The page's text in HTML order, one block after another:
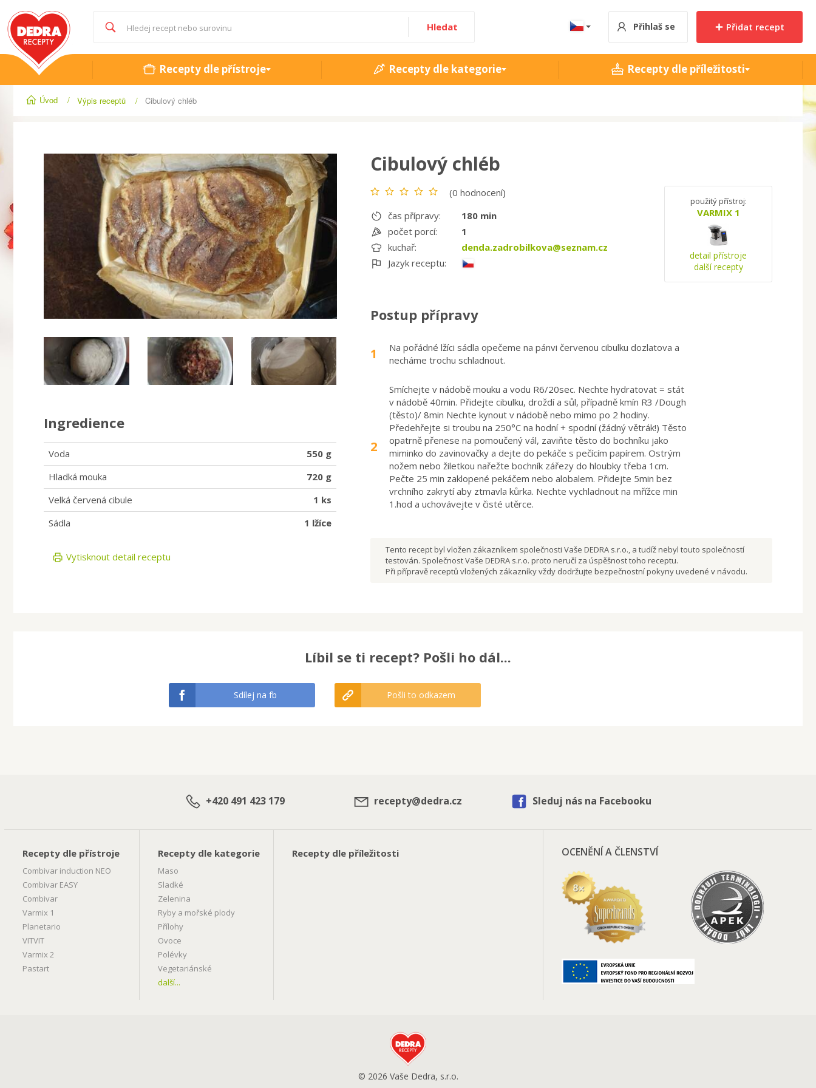
Hledat Přihlaš se Přidat recept
Recepty dle přístroje Recepty dle kategorie Recepty dle příležitosti
Úvod / Výpis receptů / Cibulový chléb
Ingredience
Voda
550 g
Hladká mouka
720 g
Velká červená cibule
1 ks
Sádla
1 lžíce
Vytisknout detail receptu
Cibulový chléb
(0 hodnocení)
čas přípravy:
180 min
počet porcí:
1
kuchař:
denda.zadrobilkova@seznam.cz
Jazyk receptu:
použitý přístroj:
VARMIX 1
detail přístroje
další recepty
Postup přípravy
1
Na pořádné lžíci sádla opečeme na pánvi červenou cibulku dozlatova a
necháme trochu schladnout.
2
Smíchejte v nádobě mouku a vodu R6/20sec. Nechte hydratovat = stát
v nádobě 40min. Přidejte cibulku, droždí a sůl, případně kmín R3 /Dough
(těsto)/ 8min Nechte kynout v nádobě nebo mimo po 2 hodiny.
Předehřejte si troubu na 250°C na hodní + spodní (žádný větrák!) Těsto
opatrně přenese na pomoučený vál, zaviňte těsto do bochníku jako
miminko do zavinovačky a dejte do pekáče s pečícím papírem. Ostrým
nožem nebo žiletkou nařežte bochník zářezy do hloubky třeba 1cm.
Pečte 25 min zaklopené pekáčem nebo alobalem. Přidejte 5min bez
vrchního zakrytí aby ztmavla kůrka. Nechte vychladnout na mřížce min
1.hod a uchovávejte v čisté utěrce.
Tento recept byl vložen zákazníkem společnosti Vaše DEDRA s.r.o., a tudíž nebyl touto společností
testován. Společnost Vaše DEDRA s.r.o. proto neručí za úspěšnost toho receptu.
Při přípravě receptů vložených zákazníky vždy dodržujte bezpečnostní pokyny uvedené v návodu.
Líbil se ti recept? Pošli ho dál...
Sdílej na fb Pošli to odkazem
+420 491 423 179 recepty@dedra.cz Sleduj nás na Facebooku
Recepty dle přístroje
Combivar induction NEO
Combivar EASY
Combivar
Varmix 1
Planetario
VITVIT
Varmix 2
Pastart
Recepty dle kategorie
Maso
Sladké
Zelenina
Ryby a mořské plody
Přílohy
Ovoce
Polévky
Vegetariánské
další...
Recepty dle příležitosti OCENĚNÍ A ČLENSTVÍ
© 2026 Vaše Dedra, s.r.o.